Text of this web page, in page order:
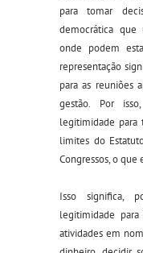
para tomar
democrática
onde podem
representação
para as reuniões
gestão. Por
legitimidade para
limites do
Congressos, o que
Isso significa,
legitimidade
atividades em